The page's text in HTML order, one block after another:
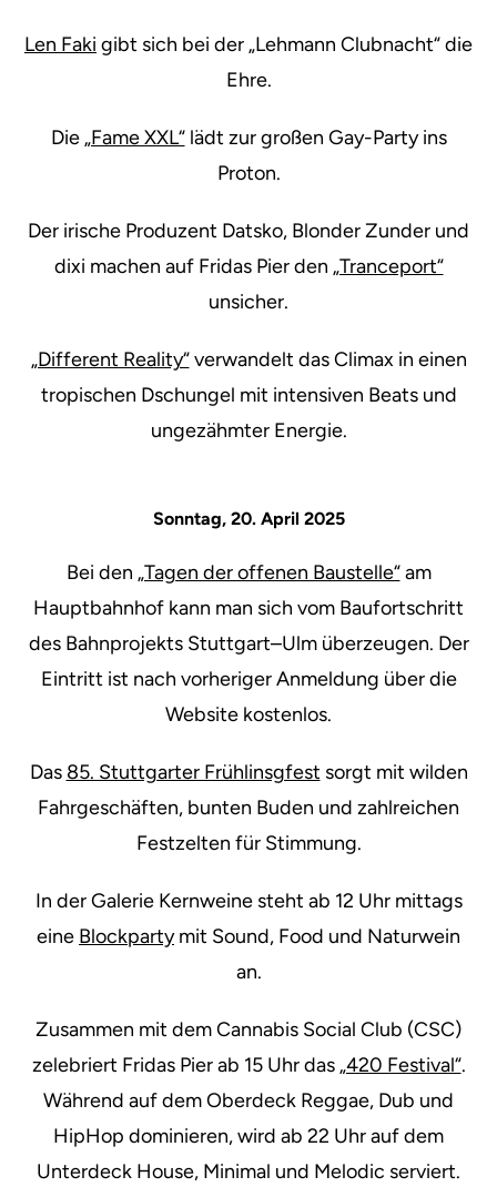
Len Faki gibt sich bei der „Lehmann Clubnacht“ die
Ehre.
Die „Fame XXL“lädt zur großen Gay-Party ins
Proton.
Der irische Produzent Datsko, Blonder Zunder und
dixi machen auf Fridas Pier den „Tranceport“
unsicher.
„Different Reality“verwandelt das Climax in einen
tropischen Dschungel mit intensiven Beats und
ungezähmter Energie.
Sonntag, 20. April 2025
Bei den „Tagen der offenen Baustelle“am
Hauptbahnhof kann man sich vom Baufortschritt
des Bahnprojekts Stuttgart–Ulm überzeugen. Der
Eintritt ist nach vorheriger Anmeldung über die
Website kostenlos.
Das 85. Stuttgarter Frühlinsgfest sorgt mit wilden
Fahrgeschäften, bunten Buden und zahlreichen
Festzelten für Stimmung.
In der Galerie Kernweine steht ab 12 Uhr mittags
eine Blockpartymit Sound, Food und Naturwein
an.
Zusammen mit dem Cannabis Social Club (CSC)
zelebriert Fridas Pier ab 15 Uhr das „420 Festival“.
Während auf dem Oberdeck Reggae, Dub und
HipHop dominieren, wird ab 22 Uhr auf dem
Unterdeck House, Minimal und Melodic serviert.